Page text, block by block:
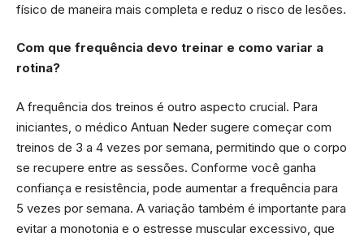
físico de maneira mais completa e reduz o risco de lesões.
Com que frequência devo treinar e como variar a
rotina?
A frequência dos treinos é outro aspecto crucial. Para
iniciantes, o médico Antuan Neder sugere começar com
treinos de 3 a 4 vezes por semana, permitindo que o corpo
se recupere entre as sessões. Conforme você ganha
confiança e resistência, pode aumentar a frequência para
5 vezes por semana. A variação também é importante para
evitar a monotonia e o estresse muscular excessivo, que